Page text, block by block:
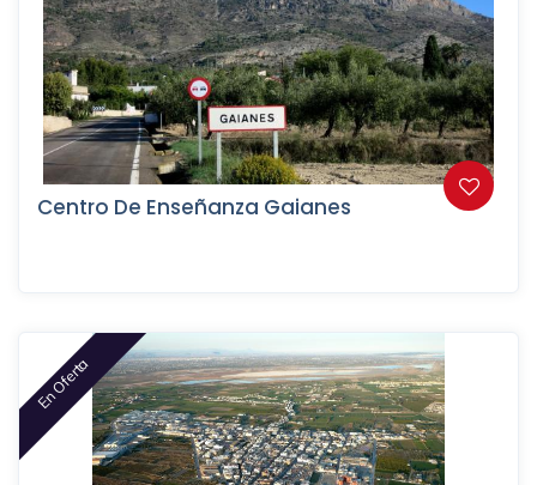
Centro De Enseñanza Gaianes
En Oferta